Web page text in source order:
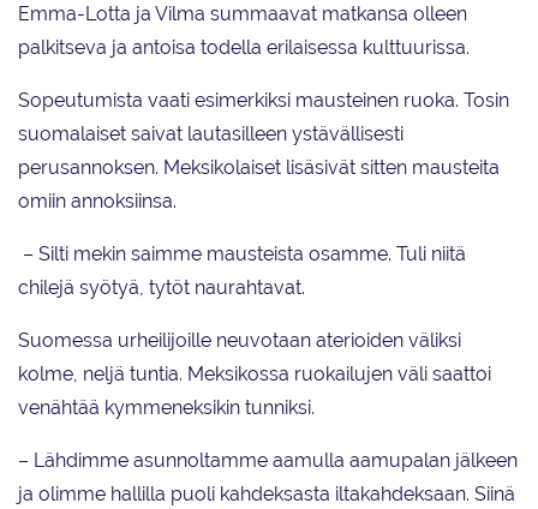
Emma-Lotta ja Vilma summaavat matkansa olleen
palkitseva ja antoisa todella erilaisessa kulttuurissa.
Sopeutumista vaati esimerkiksi mausteinen ruoka. Tosin
suomalaiset saivat lautasilleen ystävällisesti
perusannoksen. Meksikolaiset lisäsivät sitten mausteita
omiin annoksiinsa.
– Silti mekin saimme mausteista osamme. Tuli niitä
chilejä syötyä, tytöt naurahtavat.
Suomessa urheilijoille neuvotaan aterioiden väliksi
kolme, neljä tuntia. Meksikossa ruokailujen väli saattoi
venähtää kymmeneksikin tunniksi.
– Lähdimme asunnoltamme aamulla aamupalan jälkeen
ja olimme hallilla puoli kahdeksasta iltakahdeksaan. Siinä